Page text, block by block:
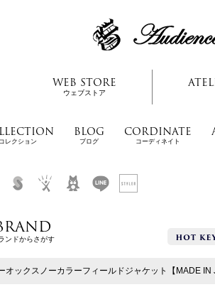
WEB STORE
ウェブストア
レクション
BLOG
ブログ
CORDINATE
コーディネイト
ンドからさがす
オックスノーカラーフィールドジャケット【MADE